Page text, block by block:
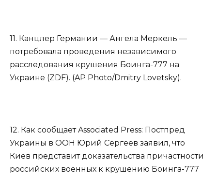
11. Канцлер Германии — Ангела Меркель —
потребовала проведения независимого
расследования крушения Боинга-777 на
Украине (ZDF). (AP Photo/Dmitry Lovetsky).
12. Как сообщает Associated Press: Постпред
Украины в ООН Юрий Сергеев заявил, что
Киев представит доказательства причастности
российских военных к крушению Боинга-777